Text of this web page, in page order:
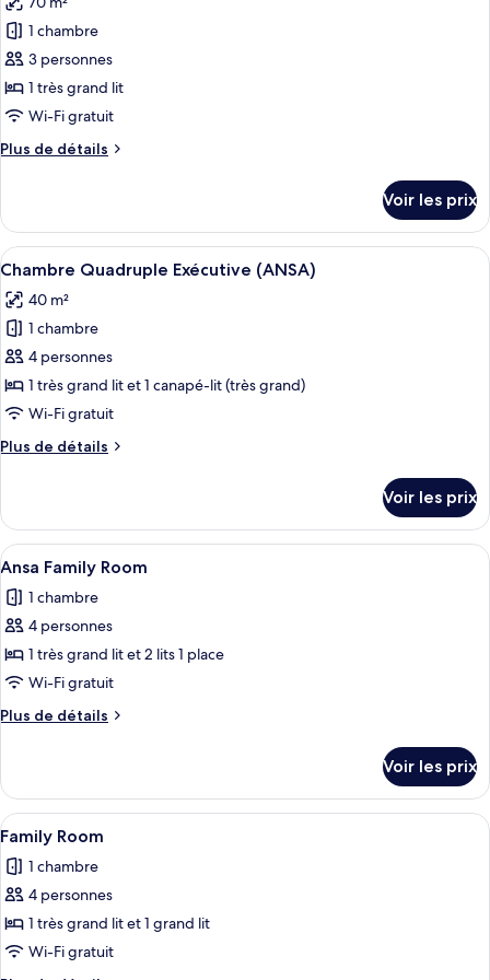
Chambre
Exécutive
(ANSA)
les
photos
pour
ce
type
chambre :
1 chambre
3 personnes
1 très grand lit
Wi-Fi gratuit
Plus de détails
Plus
le
type
de
Suite
(ANSA)
Voir les prix
Afficher
toutes
les
photos
pour
ce
type
chambre :
Exécutive
(ANSA)
Une chambre d’hôtel avec un
4
Chambre Quadruple Exécutive (ANSA)
40 m²
1 chambre
4 personnes
1 très grand lit et 1 canapé-lit (très grand)
Wi-Fi gratuit
Plus de détails
Plus
le
type
de
Chambre
Quadruple
(ANSA)
Voir les prix
Afficher
toutes
les
photos
pour
ce
type
de
Ansa
Family
Room
Ansa Family Room | Coffres-forts
4
Ansa Family Room
1 chambre
4 personnes
1 très grand lit et 2 lits 1 place
Wi-Fi gratuit
Plus de détails
Plus
le
type
de
chambre
Ansa
Family
Voir les prix
Afficher
toutes
les
photos
pour
ce
Une chambre d’hôtel avec deux lits,
3
Family Room
1 chambre
4 personnes
1 très grand lit et 1 grand lit
Wi-Fi gratuit